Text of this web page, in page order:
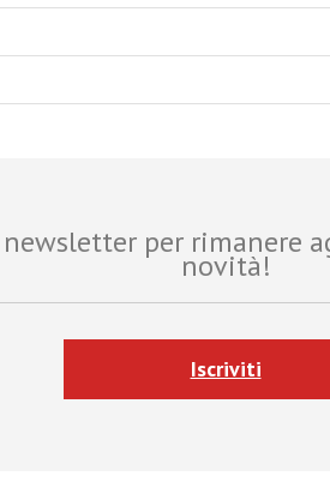
per rimanere
novità!
Iscriviti